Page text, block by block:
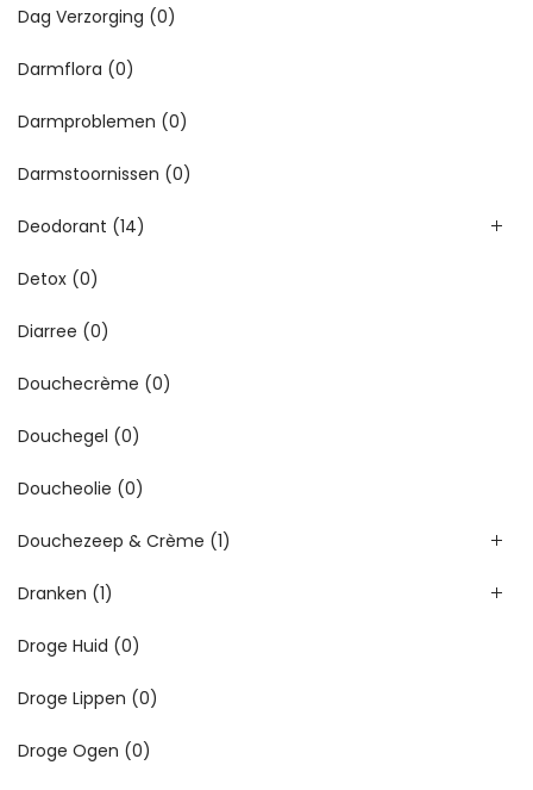
Dag Verzorging (0)
Darmflora (0)
Darmproblemen (0)
Darmstoornissen (0)
Deodorant (14)
Detox (0)
Diarree (0)
Douchecrème (0)
Douchegel (0)
Doucheolie (0)
Douchezeep & Crème (1)
Dranken (1)
Droge Huid (0)
Droge Lippen (0)
Droge Ogen (0)